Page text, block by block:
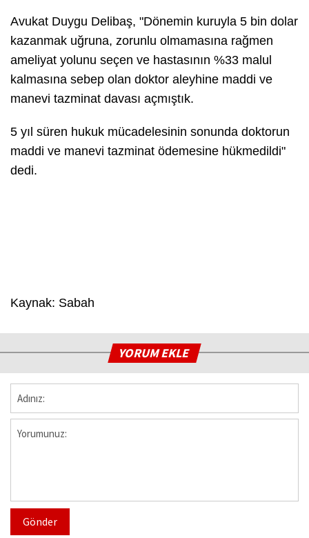
Avukat Duygu Delibaş, "Dönemin kuruyla 5 bin dolar
kazanmak uğruna, zorunlu olmamasına rağmen
ameliyat yolunu seçen ve hastasının %33 malul
kalmasına sebep olan doktor aleyhine maddi ve
manevi tazminat davası açmıştık.
5 yıl süren hukuk mücadelesinin sonunda doktorun
maddi ve manevi tazminat ödemesine hükmedildi"
dedi.
Kaynak: Sabah
YORUM EKLE
Gönder